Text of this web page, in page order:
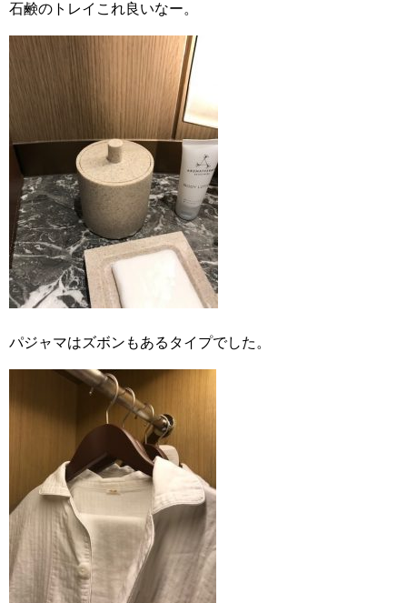
石鹸のトレイこれ良いなー。
パジャマはズボンもあるタイプでした。